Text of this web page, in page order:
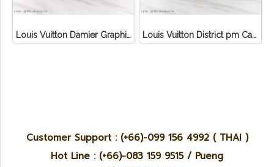
Louis Vuitton Damier Graphite 3D Canvas Studio Messenger Louis Vuitton District pm Canvas Graphite
Customer Support : (+66)-099 156 4992 ( THAI )
Hot Line : (+66)-083 159 9515 / Pueng